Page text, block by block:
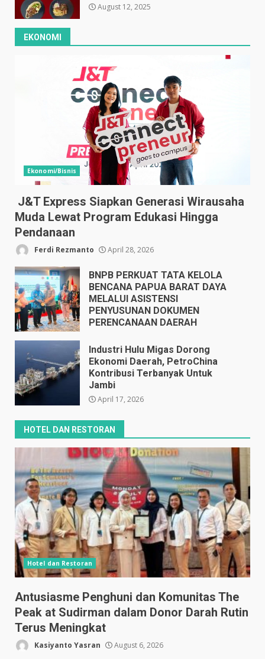
August 12, 2025
EKONOMI
Ekonomi/Bisnis
J&T Express Siapkan Generasi Wirausaha
Muda Lewat Program Edukasi Hingga
Pendanaan
Ferdi Rezmanto April 28, 2026
BNPB PERKUAT TATA KELOLA
BENCANA PAPUA BARAT DAYA
MELALUI ASISTENSI
PENYUSUNAN DOKUMEN
PERENCANAAN DAERAH
Industri Hulu Migas Dorong
Ekonomi Daerah, PetroChina
Kontribusi Terbanyak Untuk
Jambi
April 17, 2026
HOTEL DAN RESTORAN
Hotel dan Restoran
Antusiasme Penghuni dan Komunitas The
Peak at Sudirman dalam Donor Darah Rutin
Terus Meningkat
Kasiyanto Yasran August 6, 2026